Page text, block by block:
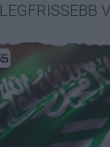
LEGFRISSEBB